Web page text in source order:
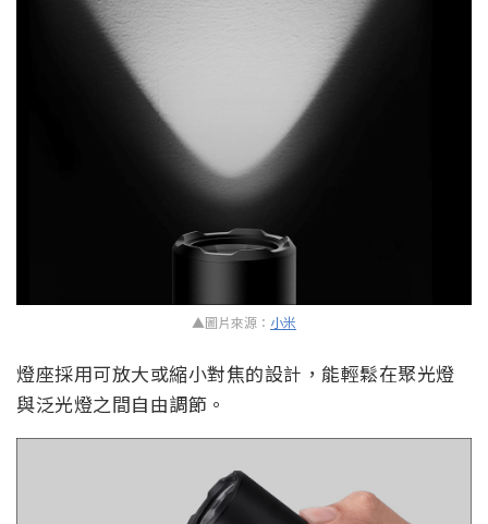
▲圖片來源： 小米
燈座採用可放大或縮小對焦的設計，能輕鬆在聚光燈
與泛光燈之間自由調節。